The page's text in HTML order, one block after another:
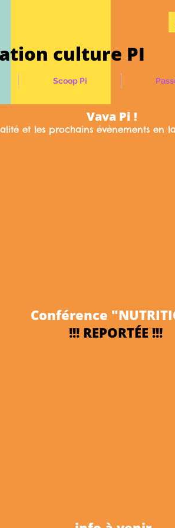
culture PI
Scoop Pi
Vava Pi !
et les prochains évènements en
Conférence
!!! REPORTÉE !!!